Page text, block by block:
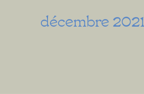
décembre 2021